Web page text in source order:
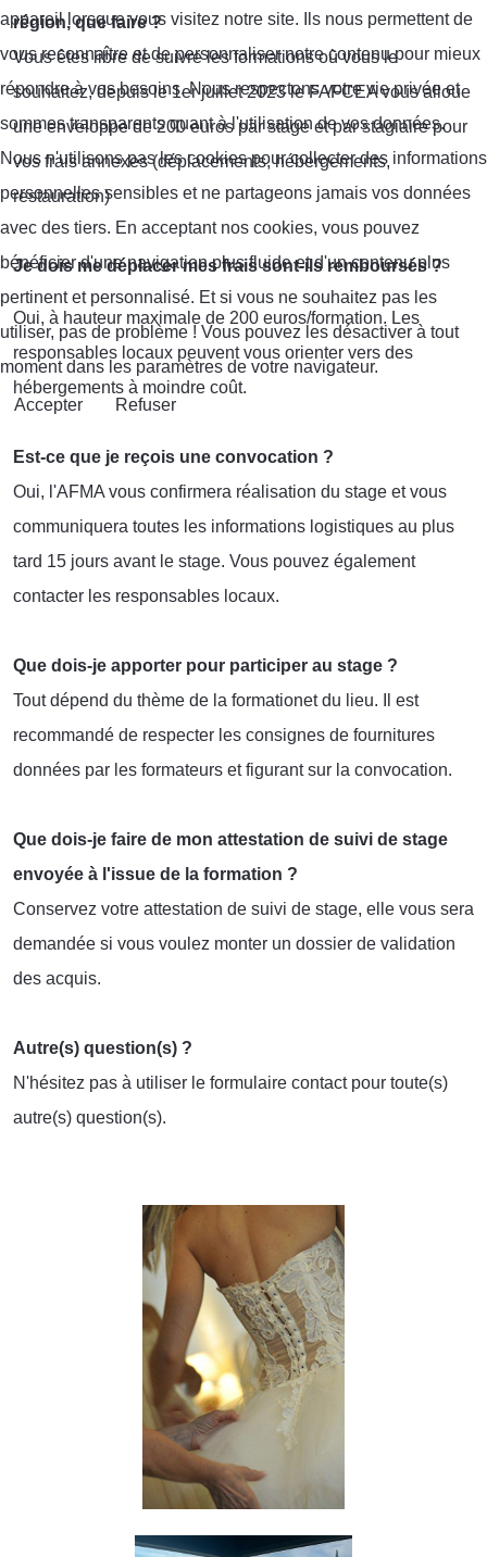
région, que faire ?
Vous êtes libre de suivre les formations où vous le
souhaitez, depuis le 1er juillet 2023 le FAFCEA vous alloue
une enveloppe de 200 euros par stage et par stagiaire pour
vos frais annexes (déplacements, hébergements,
restauration)
Je dois me déplacer mes frais sont-ils remboursés ?
Oui, à hauteur maximale de 200 euros/formation. Les
responsables locaux peuvent vous orienter vers des
hébergements à moindre coût.
Est-ce que je reçois une convocation ?
Oui, l'AFMA vous confirmera réalisation du stage et vous
communiquera toutes les informations logistiques au plus
tard 15 jours avant le stage. Vous pouvez également
contacter les responsables locaux.
Que dois-je apporter pour participer au stage ?
Tout dépend du thème de la formationet du lieu. Il est
recommandé de respecter les consignes de fournitures
données par les formateurs et figurant sur la convocation.
Que dois-je faire de mon attestation de suivi de stage
envoyée à l'issue de la formation ?
Conservez votre attestation de suivi de stage, elle vous sera
demandée si vous voulez monter un dossier de validation
des acquis.
Autre(s) question(s) ?
N'hésitez pas à utiliser le formulaire contactpour toute(s)
autre(s) question(s).
appareil lorsque vous visitez notre site. Ils nous permettent de
vous reconnaître et de personnaliser notre contenu pour mieux
répondre à vos besoins. Nous respectons votre vie privée et
sommes transparents quant à l'utilisation de vos données.
Nous n'utilisons pas les cookies pour collecter des informations
personnelles sensibles et ne partageons jamais vos données
avec des tiers. En acceptant nos cookies, vous pouvez
bénéficier d'une navigation plus fluide et d'un contenu plus
pertinent et personnalisé. Et si vous ne souhaitez pas les
utiliser, pas de problème ! Vous pouvez les désactiver à tout
moment dans les paramètres de votre navigateur.
Accepter Refuser